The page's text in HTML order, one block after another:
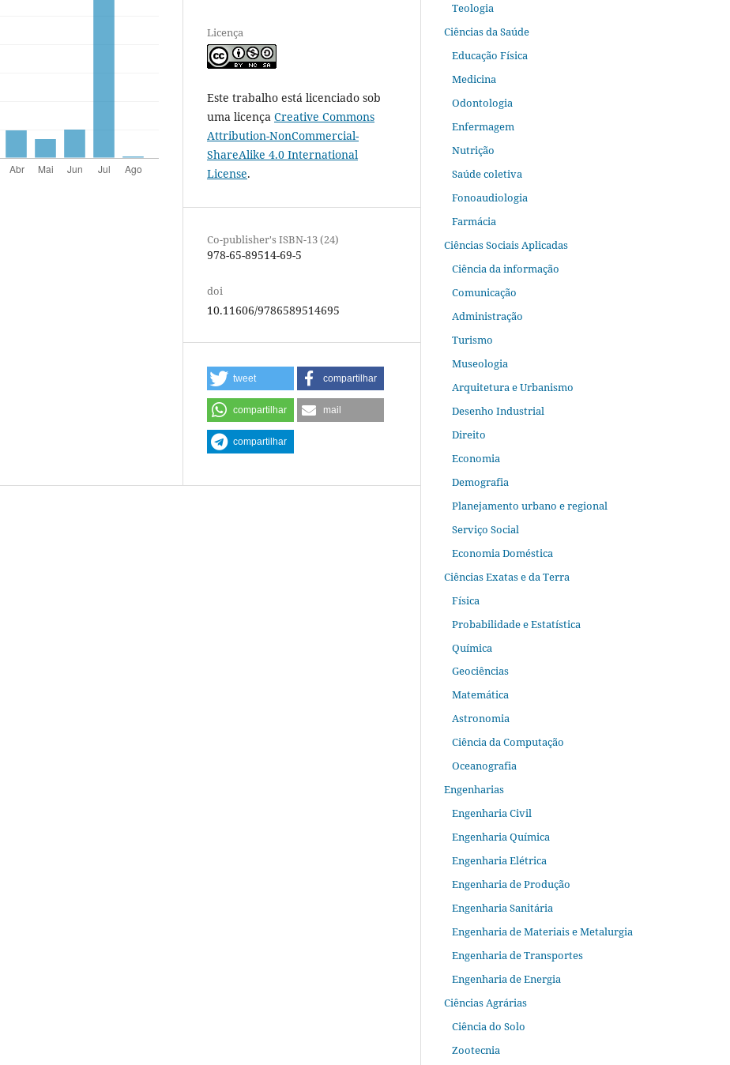
Licença
Este trabalho está licenciado sob
uma licença Creative Commons
Attribution-NonCommercial-
ShareAlike 4.0 International
License.
Co-publisher's ISBN-13 (24)
978-65-89514-69-5
doi
10.11606/9786589514695
tweet compartilhar
compartilhar mail
compartilhar
Teologia
Ciências da Saúde
Educação Física
Medicina
Odontologia
Enfermagem
Nutrição
Saúde coletiva
Fonoaudiologia
Farmácia
Ciências Sociais Aplicadas
Ciência da informação
Comunicação
Administração
Turismo
Museologia
Arquitetura e Urbanismo
Desenho Industrial
Direito
Economia
Demografia
Planejamento urbano e regional
Serviço Social
Economia Doméstica
Ciências Exatas e da Terra
Física
Probabilidade e Estatística
Química
Geociências
Matemática
Astronomia
Ciência da Computação
Oceanografia
Engenharias
Engenharia Civil
Engenharia Química
Engenharia Elétrica
Engenharia de Produção
Engenharia Sanitária
Engenharia de Materiais e Metalurgia
Engenharia de Transportes
Engenharia de Energia
Ciências Agrárias
Ciência do Solo
Zootecnia